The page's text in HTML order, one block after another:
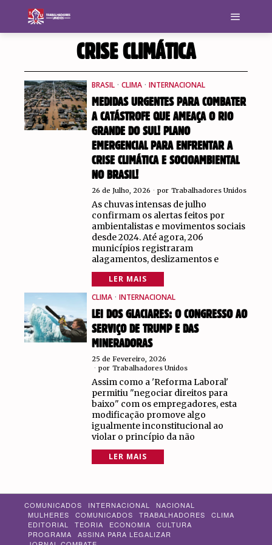
CRISE CLIMÁTICA
BRASIL · CLIMA · INTERNACIONAL
MEDIDAS URGENTES PARA COMBATER
A CATÁSTROFE QUE AMEAÇA O RIO
GRANDE DO SUL! PLANO
EMERGENCIAL PARA ENFRENTAR A
CRISE CLIMÁTICA E SOCIOAMBIENTAL
NO BRASIL!
26 de Julho, 2026 por Trabalhadores Unidos
As chuvas intensas de julho
confirmam os alertas feitos por
ambientalistas e movimentos sociais
desde 2024. Até agora, 206
municípios registraram
alagamentos, deslizamentos e
LER MAIS
CLIMA · INTERNACIONAL
LEI DOS GLACIARES: O CONGRESSO AO
SERVIÇO DE TRUMP E DAS
MINERADORAS
25 de Fevereiro, 2026
por Trabalhadores Unidos
Assim como a 'Reforma Laboral'
permitiu "negociar direitos para
baixo" com os empregadores, esta
modificação promove algo
igualmente inconstitucional ao
violar o princípio da não
LER MAIS
COMUNICADOS INTERNACIONAL
NACIONAL
MULHERES
COMUNICADOS TRABALHADORES
CLIMA
EDITORIAL
TEORIA ECONOMIA
CULTURA
PROGRAMA
ASSINA PARA LEGALIZAR